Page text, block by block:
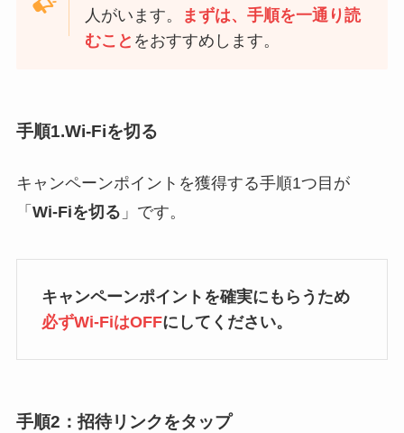
人がいます。
まずは、手順を一通り読
むこと をおすすめします。
手順1.Wi-Fiを切る
キャンペーンポイントを獲得する手順1つ目が
「 Wi-Fiを切る 」です。
キャンペーンポイントを確実にもらうため
必ずWi-FiはOFFにしてください。
手順2：招待リンクをタップ